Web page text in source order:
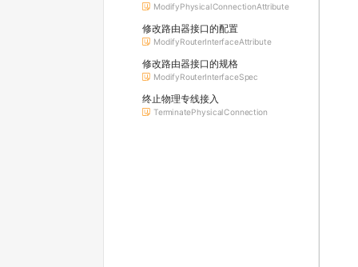
ModifyPhysicalConnectionAttribute
修改路由器接口的配置
ModifyRouterInterfaceAttribute
修改路由器接口的规格
ModifyRouterInterfaceSpec
终止物理专线接入
TerminatePhysicalConnection